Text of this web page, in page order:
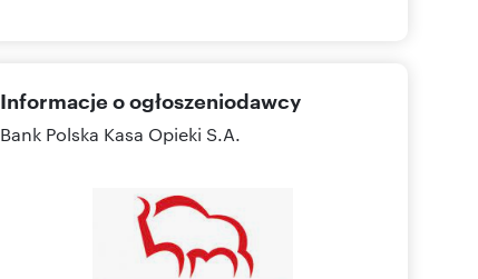
Informacje o ogłoszeniodawcy
Bank Polska Kasa Opieki S.A.